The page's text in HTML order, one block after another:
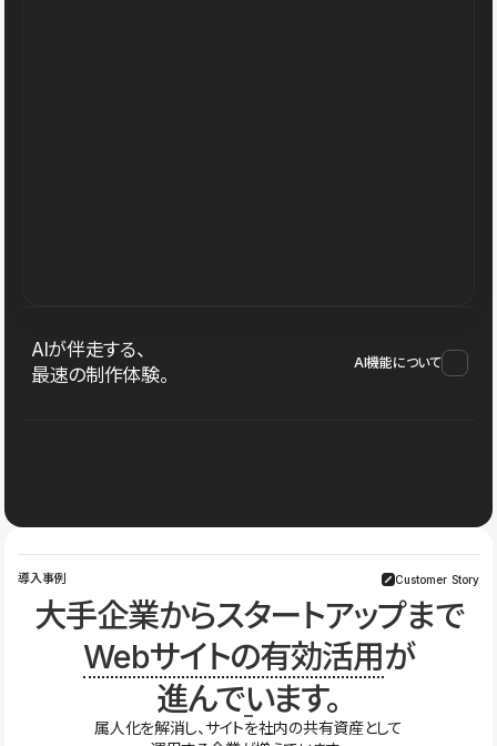
AIが伴走する、
最速の制作体験。
AI機能について
導入事例 Customer Story
大手企業からスタートアップまで
Webサイトの有効活用が
進んでいます。
属人化を解消し、サイトを社内の共有資産として